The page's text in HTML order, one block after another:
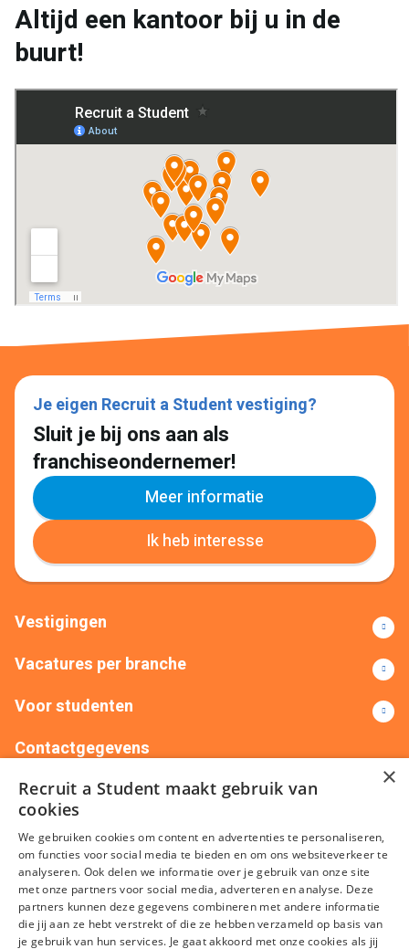
Altijd een kantoor bij u in de
buurt!
Je eigen Recruit a Student vestiging?
Sluit je bij ons aan als
franchiseondernemer!
Meer informatie
Ik heb interesse
Vestigingen
Vacatures per branche
Voor studenten
Contactgegevens
+31(0)88 522 00 76
info@recruitastudent.nl
Alle vestigingen
×
Recruit a Student maakt gebruik van
cookies
We gebruiken cookies om content en advertenties te personaliseren,
om functies voor social media te bieden en om ons websiteverkeer te
analyseren. Ook delen we informatie over je gebruik van onze site
met onze partners voor social media, adverteren en analyse. Deze
partners kunnen deze gegevens combineren met andere informatie
die jij aan ze hebt verstrekt of die ze hebben verzameld op basis van
je gebruik van hun services. Je gaat akkoord met onze cookies als jij